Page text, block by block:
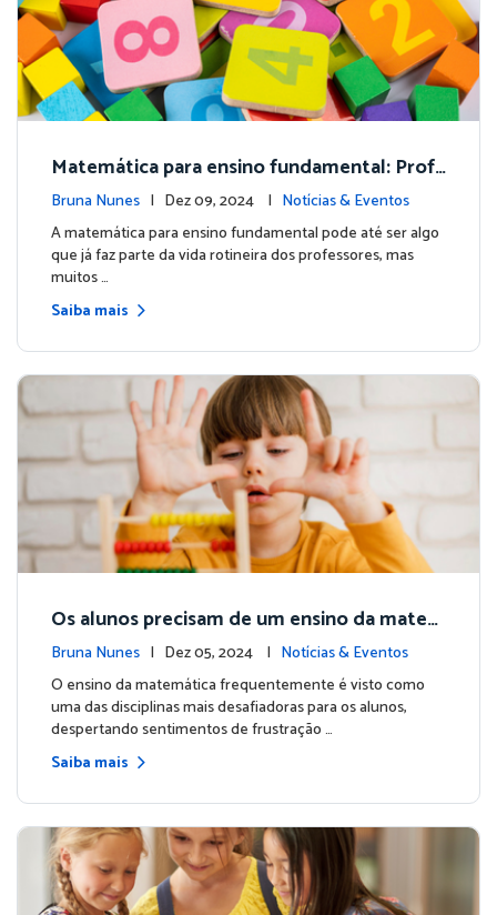
Matemática para ensino fundamental: Profe
ssor, descubra como melhorar suas aulas!
Bruna Nunes | Dez 09, 2024 | Notícias & Eventos
A matemática para ensino fundamental pode até ser algo
que já faz parte da vida rotineira dos professores, mas
muitos …
Saiba mais
Os alunos precisam de um ensino da matem
ática desafiador? Descubra a resposta com
a Matific!
Bruna Nunes | Dez 05, 2024 | Notícias & Eventos
O ensino da matemática frequentemente é visto como
uma das disciplinas mais desafiadoras para os alunos,
despertando sentimentos de frustração …
Saiba mais